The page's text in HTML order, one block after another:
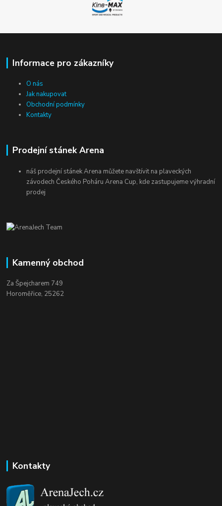
Informace pro zákazníky
O nás
Jak nakupovat
Obchodní podmínky
Kontakty
Prodejní stánek Arena
náš prodejní stánek Arena můžete navštívit na plaveckých
závodech Českého Poháru Arena Cup, kde zastupujeme výhradní
prodej
Kamenný obchod
Za Špejcharem 749
Horoměřice, 25262
Kontakty